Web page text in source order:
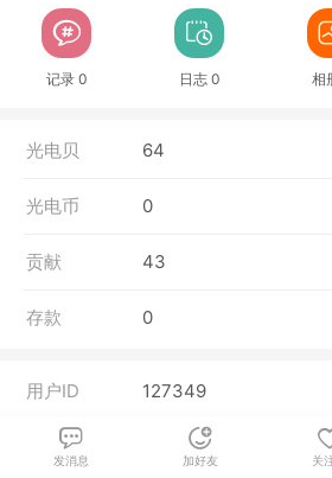
记录 0 日志 0 相
光电贝 64
光电币 0
贡献 43
存款 0
用户ID 127349
性别
发消息 加好友 关